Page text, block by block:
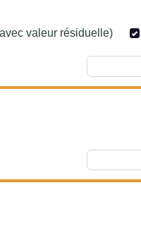
valeur résiduelle)